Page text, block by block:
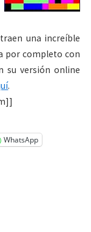
una increíble
por completo con
su versión online
.
WhatsApp